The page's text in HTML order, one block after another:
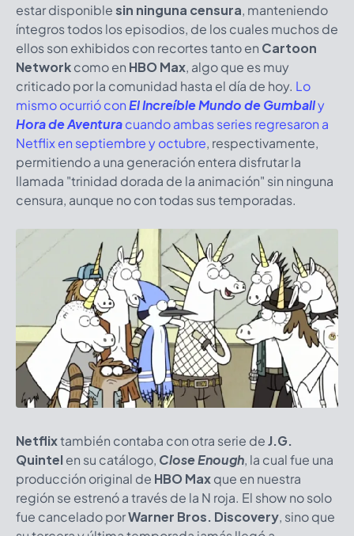
estar disponiblesin ninguna censura, manteniendo
íntegros todos los episodios, de los cuales muchos de
ellos son exhibidos con recortes tanto en Cartoon
Networkcomo en HBO Max, algo que es muy
criticado por la comunidad hasta el día de hoy. Lo
mismo ocurrió conEl Increíble Mundo de Gumbally
Hora de Aventuracuando ambas series regresaron a
Netflix en septiembre y octubre, respectivamente,
permitiendo a una generación entera disfrutar la
llamada "trinidad dorada de la animación" sin ninguna
censura, aunque no con todas sus temporadas.
Netflixtambién contaba con otra serie deJ.G.
Quintelen su catálogo, Close Enough, la cual fue una
producción original de HBO Maxque en nuestra
región se estrenó a través de la N roja. El show no solo
fue cancelado porWarner Bros. Discovery, sino que